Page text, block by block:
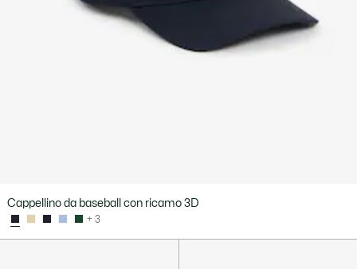
Cappellino da baseball con ricamo 3D
+ 3